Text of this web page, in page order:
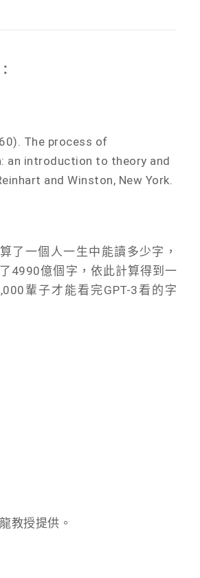
The process of
an introduction to theory and
and Winston, New York.
了一個人一生中能讀多少字，
4990億個字，依此計算得到一
輩子才能看完GPT-3看的字
教授提供。